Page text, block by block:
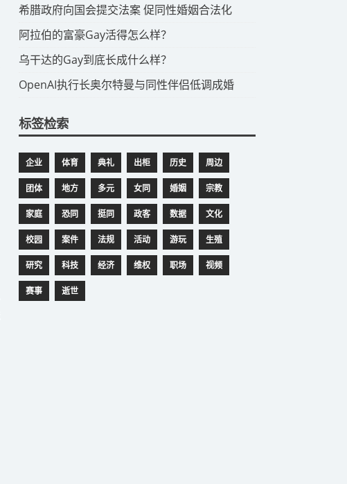
​希腊政府向国会提交法案 促同性婚姻合法化
​阿拉伯的富豪Gay活得怎么样？
​乌干达的Gay到底长成什么样？
​OpenAI执行长奥尔特曼与同性伴侣低调成婚
标签检索
企业 体育 典礼 出柜 历史 周边
团体 地方 多元 女同 婚姻 宗教
家庭 恐同 挺同 政客 数据 文化
校园 案件 法规 活动 游玩 生殖
研究 科技 经济 维权 职场 视频
赛事 逝世